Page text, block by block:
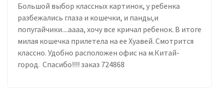
Большой выбор классных картинок, у ребенка
разбежались глаза и кошечки, и панды,и
попугайчики....аааа, хочу все кричал ребенок. В итоге
милая кошечка прилетела на ее Хуавей. Смотрится
классно. Удобно расположен офис на м.Китай-
город. Спасибо!!!! заказ 724868